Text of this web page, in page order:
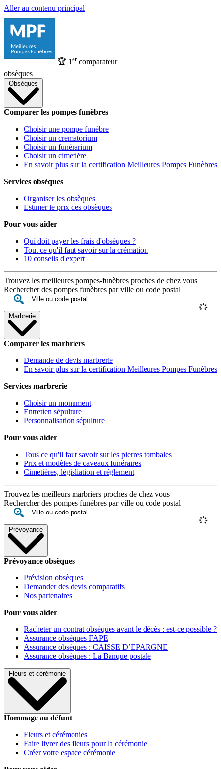
Aller au contenu principal
🏆 1 ercomparateur
obsèques
Obsèques
Comparer les pompes funèbres
Choisir une pompe funèbre
Choisir un crematorium
Choisir un funérarium
Choisir un cimetière
En savoir plus sur la certification Meilleures Pompes Funèbres
Services obsèques
Organiser les obsèques
Estimer le prix des obsèques
Pour vous aider
Qui doit payer les frais d'obsèques ?
Tout ce qu'il faut savoir sur la crémation
10 conseils d'expert
Trouvez les meilleures pompes-funèbres proches de chez vous
Rechercher des pompes funèbres par ville ou code postal
Marbrerie
Comparer les marbriers
Demande de devis marbrerie
En savoir plus sur la certification Meilleures Pompes Funèbres
Services marbrerie
Choisir un monument
Entretien sépulture
Personnalisation sépulture
Pour vous aider
Tous ce qu'il faut savoir sur les pierres tombales
Prix et modèles de caveaux funéraires
Cimetières, législiation et réglement
Trouvez les meilleurs marbriers proches de chez vous
Rechercher des pompes funèbres par ville ou code postal
Prévoyance
Prévoyance obsèques
Prévision obsèques
Demander des devis comparatifs
Nos partenaires
Pour vous aider
Racheter un contrat obsèques avant le décès : est-ce possible ?
Assurance obsèques FAPE
Assurance obsèques : CAISSE D’EPARGNE
Assurance obsèques : La Banque postale
Fleurs et cérémonie
Hommage au défunt
Fleurs et cérémonies
Faire livrer des fleurs pour la cérémonie
Créer votre espace cérémonie